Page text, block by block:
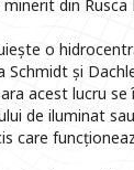
din Rusca
o
Schmidt și
acest lucru
de iluminat
care